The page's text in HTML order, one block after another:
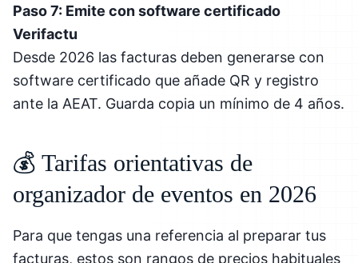
Paso 7: Emite con software certificado
Verifactu
Desde 2026 las facturas deben generarse con
software certificado que añade QR y registro
ante la AEAT. Guarda copia un mínimo de 4 años.
💰 Tarifas orientativas de
organizador de eventos en 2026
Para que tengas una referencia al preparar tus
facturas, estos son rangos de precios habituales